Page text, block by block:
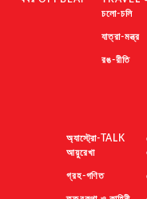
চলো-চলি
যাত্রা-মন্ত্র
রঙ-রীতি
অ্যাস্ট্রো-TALK
আয়ুরেখা
গ্রহ-গণিত